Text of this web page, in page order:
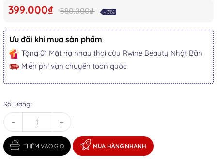
399.000₫ 580.000₫ - 31%
Ưu đãi khi mua sản phẩm
Tặng 01 Mặt nạ nhau thai cừu Rwine Beauty Nhật Bản
Miễn phí vận chuyển toàn quốc
Số lượng:
− +
THÊM VÀO GIỎ MUA HÀNG NHANH